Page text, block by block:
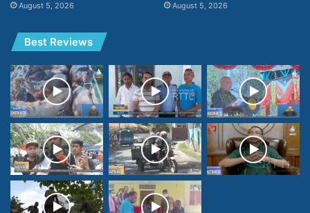
August 5, 2026 August 5, 2026
Best Reviews